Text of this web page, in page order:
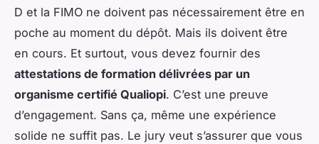
D et la FIMO ne doivent pas nécessairement être en
poche au moment du dépôt. Mais ils doivent être
en cours. Et surtout, vous devez fournir des
attestations de formation délivrées par un
organisme certifié Qualiopi. C’est une preuve
d’engagement. Sans ça, même une expérience
solide ne suffit pas. Le jury veut s’assurer que vous